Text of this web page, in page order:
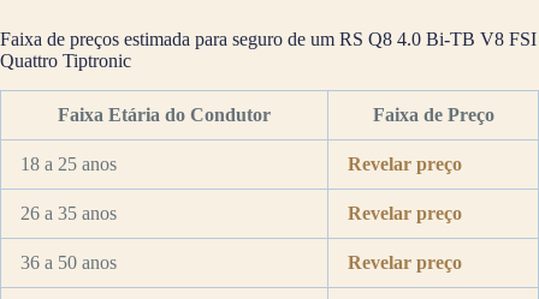
Faixa de preços estimada para seguro de um RS Q8 4.0 Bi-TB V8 FSI
Quattro Tiptronic
Faixa Etária do Condutor Faixa de Preço
18 a 25 anos Revelar preço
26 a 35 anos Revelar preço
36 a 50 anos Revelar preço